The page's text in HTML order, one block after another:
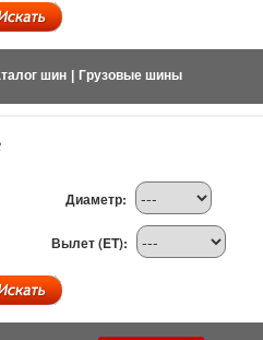
шин Грузовые шины
Диаметр:
Вылет (ET):